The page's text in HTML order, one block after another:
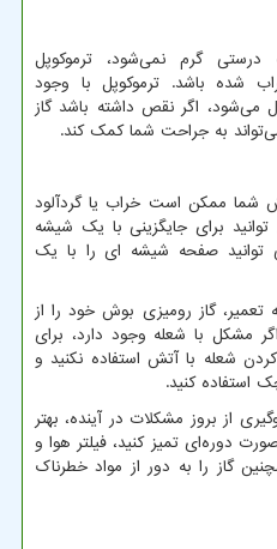
گرم نمی‌شود، ترموکوپل
شده باشد. ترموکوپل با وجود
می‌شود، اگر نقص داشته باشد گاز
به جراحت شما کمک کند.
ممکن است خراب یا گرد‌آلود
برای جایگزینی با یک شیشه
صفحه شیشه ای را با یک
تعمیر، گاز رومیزی بوش خود را از
مشکل با شعله وجود دارد، برای
شعله با آتش استفاده نکنید و
استفاده کنید.
از بروز مشکلات در آینده، بهتر
دوره‌ای تمیز کنید، فیلتر هوا و
گاز را به دور از مواد خطرناک